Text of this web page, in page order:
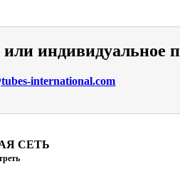
индивидуальное
international.com
СЕТЬ